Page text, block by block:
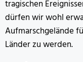
tragischen
dürfen wir wohl
Aufmarschgelände
Länder zu werden.